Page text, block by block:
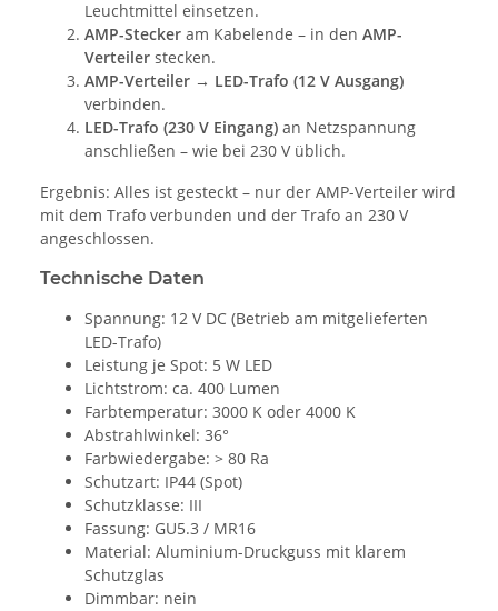
Leuchtmittel einsetzen.
AMP-Stecker am Kabelende – in den AMP-
Verteiler stecken.
AMP-Verteiler → LED-Trafo (12 V Ausgang)
verbinden.
LED-Trafo (230 V Eingang) an Netzspannung
anschließen – wie bei 230 V üblich.
Ergebnis: Alles ist gesteckt – nur der AMP-Verteiler wird
mit dem Trafo verbunden und der Trafo an 230 V
angeschlossen.
Technische Daten
Spannung: 12 V DC (Betrieb am mitgelieferten
LED-Trafo)
Leistung je Spot: 5 W LED
Lichtstrom: ca. 400 Lumen
Farbtemperatur: 3000 K oder 4000 K
Abstrahlwinkel: 36°
Farbwiedergabe: > 80 Ra
Schutzart: IP44 (Spot)
Schutzklasse: III
Fassung: GU5.3 / MR16
Material: Aluminium-Druckguss mit klarem
Schutzglas
Dimmbar: nein